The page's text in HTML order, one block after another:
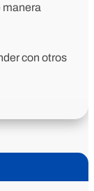
manera
con otros